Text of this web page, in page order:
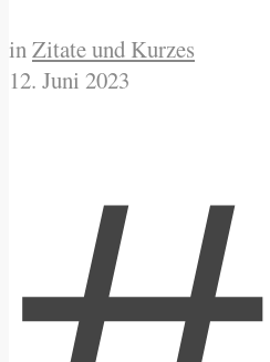
inZitate und Kurzes
12. Juni 2023